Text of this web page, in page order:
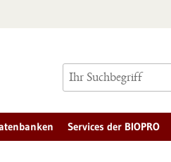
Services der BIOPRO